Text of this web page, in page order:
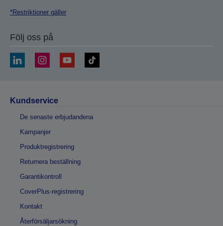
*Restriktioner gäller
Följ oss på
Kundservice
De senaste erbjudandena
Kampanjer
Produktregistrering
Returnera beställning
Garantikontroll
CoverPlus-registrering
Kontakt
Återförsäljarsökning